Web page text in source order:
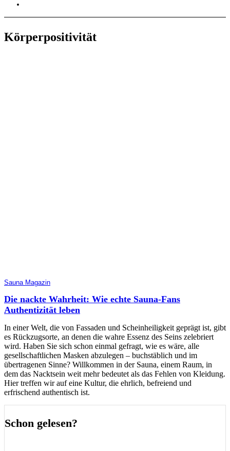
Körperpositivität
Sauna Magazin
Die nackte Wahrheit: Wie echte Sauna-Fans
Authentizität leben
In einer Welt, die von Fassaden und Scheinheiligkeit geprägt ist, gibt
es Rückzugsorte, an denen die wahre Essenz des Seins zelebriert
wird. Haben Sie sich schon einmal gefragt, wie es wäre, alle
gesellschaftlichen Masken abzulegen – buchstäblich und im
übertragenen Sinne? Willkommen in der Sauna, einem Raum, in
dem das Nacktsein weit mehr bedeutet als das Fehlen von Kleidung.
Hier treffen wir auf eine Kultur, die ehrlich, befreiend und
erfrischend authentisch ist.
Schon gelesen?